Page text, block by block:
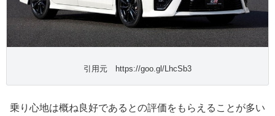
引用元 https://goo.gl/LhcSb3
乗り心地は概ね良好であるとの評価をもらえることが多い